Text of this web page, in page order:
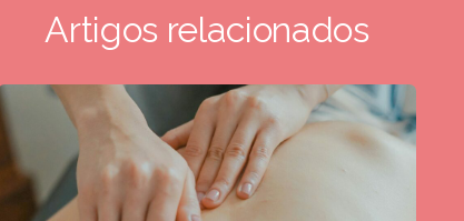
Artigos relacionados